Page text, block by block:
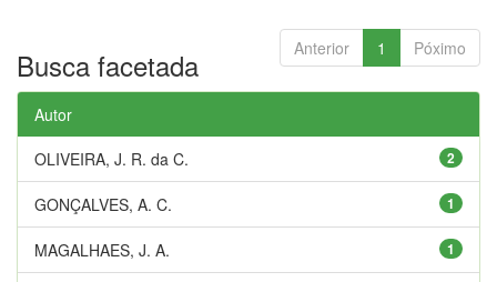
Anterior 1 Póximo
Busca facetada
Autor
2
OLIVEIRA, J. R. da C.
1
GONÇALVES, A. C.
1
MAGALHAES, J. A.